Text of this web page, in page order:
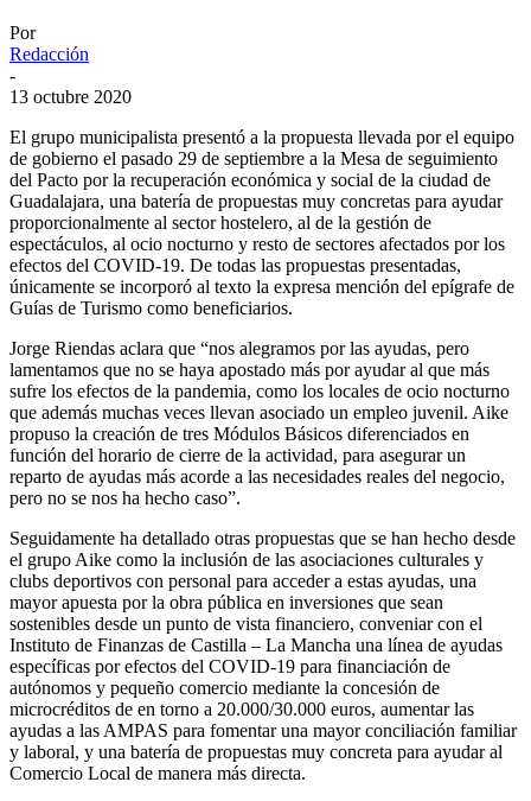
Por
Redacción
-
13 octubre 2020
El grupo municipalista presentó a la propuesta llevada por el equipo
de gobierno el pasado 29 de septiembre a la Mesa de seguimiento
del Pacto por la recuperación económica y social de la ciudad de
Guadalajara, una batería de propuestas muy concretas para ayudar
proporcionalmente al sector hostelero, al de la gestión de
espectáculos, al ocio nocturno y resto de sectores afectados por los
efectos del COVID-19. De todas las propuestas presentadas,
únicamente se incorporó al texto la expresa mención del epígrafe de
Guías de Turismo como beneficiarios.
Jorge Riendas aclara que “nos alegramos por las ayudas, pero
lamentamos que no se haya apostado más por ayudar al que más
sufre los efectos de la pandemia, como los locales de ocio nocturno
que además muchas veces llevan asociado un empleo juvenil. Aike
propuso la creación de tres Módulos Básicos diferenciados en
función del horario de cierre de la actividad, para asegurar un
reparto de ayudas más acorde a las necesidades reales del negocio,
pero no se nos ha hecho caso”.
Seguidamente ha detallado otras propuestas que se han hecho desde
el grupo Aike como la inclusión de las asociaciones culturales y
clubs deportivos con personal para acceder a estas ayudas, una
mayor apuesta por la obra pública en inversiones que sean
sostenibles desde un punto de vista financiero, conveniar con el
Instituto de Finanzas de Castilla – La Mancha una línea de ayudas
específicas por efectos del COVID-19 para financiación de
autónomos y pequeño comercio mediante la concesión de
microcréditos de en torno a 20.000/30.000 euros, aumentar las
ayudas a las AMPAS para fomentar una mayor conciliación familiar
y laboral, y una batería de propuestas muy concreta para ayudar al
Comercio Local de manera más directa.